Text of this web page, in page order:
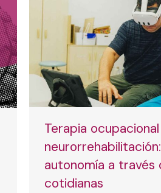
Terapia
autonomía a
cotidianas